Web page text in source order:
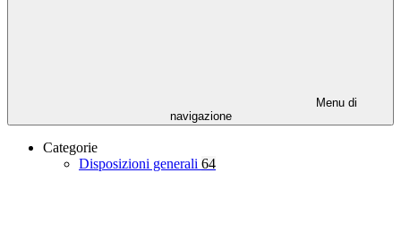
Menu di
navigazione
Categorie
Disposizioni generali 64